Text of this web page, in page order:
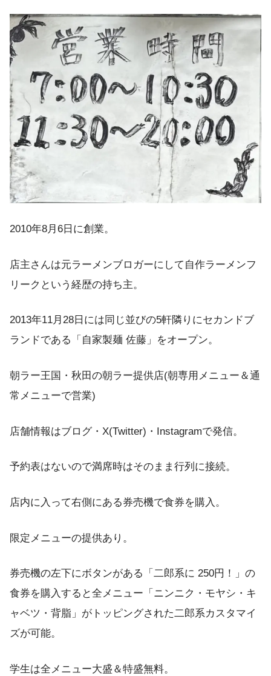
2010年8月6日に創業。
店主さんは元ラーメンブロガーにして自作ラーメンフ
リークという経歴の持ち主。
2013年11月28日には同じ並びの5軒隣りにセカンドブ
ランドである「自家製麺 佐藤」をオープン。
朝ラー王国・秋田の朝ラー提供店(朝専用メニュー＆通
常メニューで営業)
店舗情報はブログ・X(Twitter)・Instagramで発信。
予約表はないので満席時はそのまま行列に接続。
店内に入って右側にある券売機で食券を購入。
限定メニューの提供あり。
券売機の左下にボタンがある「二郎系に 250円！」の
食券を購入すると全メニュー「ニンニク・モヤシ・キ
ャベツ・背脂」がトッピングされた二郎系カスタマイ
ズが可能。
学生は全メニュー大盛＆特盛無料。